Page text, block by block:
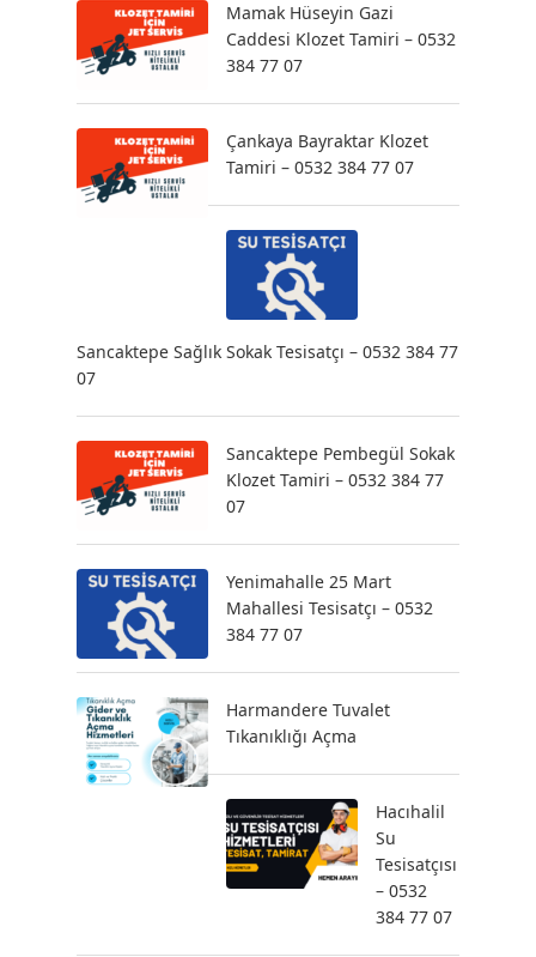
Mamak Hüseyin Gazi
Caddesi Klozet Tamiri – 0532
384 77 07
Çankaya Bayraktar Klozet
Tamiri – 0532 384 77 07
Sancaktepe Sağlık Sokak Tesisatçı – 0532 384 77
07
Sancaktepe Pembegül Sokak
Klozet Tamiri – 0532 384 77
07
Yenimahalle 25 Mart
Mahallesi Tesisatçı – 0532
384 77 07
Harmandere Tuvalet
Tıkanıklığı Açma
Hacıhalil
Su
Tesisatçısı
– 0532
384 77 07